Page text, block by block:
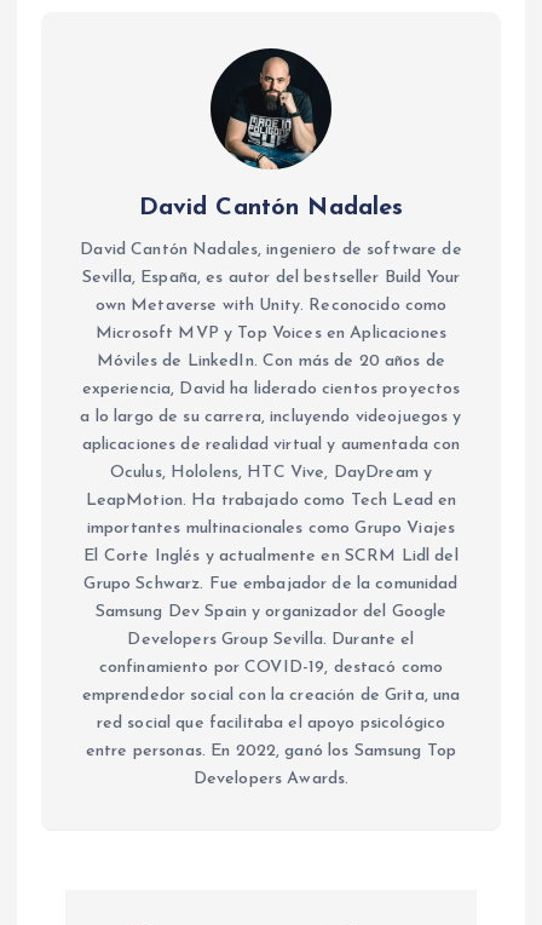
David Cantón Nadales
David Cantón Nadales, ingeniero de software de
Sevilla, España, es autor del bestseller Build Your
own Metaverse with Unity. Reconocido como
Microsoft MVP y Top Voices en Aplicaciones
Móviles de LinkedIn. Con más de 20 años de
experiencia, David ha liderado cientos proyectos
a lo largo de su carrera, incluyendo videojuegos y
aplicaciones de realidad virtual y aumentada con
Oculus, Hololens, HTC Vive, DayDream y
LeapMotion. Ha trabajado como Tech Lead en
importantes multinacionales como Grupo Viajes
El Corte Inglés y actualmente en SCRM Lidl del
Grupo Schwarz. Fue embajador de la comunidad
Samsung Dev Spain y organizador del Google
Developers Group Sevilla. Durante el
confinamiento por COVID-19, destacó como
emprendedor social con la creación de Grita, una
red social que facilitaba el apoyo psicológico
entre personas. En 2022, ganó los Samsung Top
Developers Awards.